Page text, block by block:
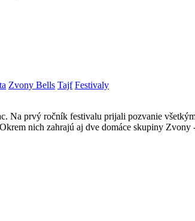
Zvony Bells Tajf Festivaly
Na prvý ročník festivalu prijali pozvanie
nich zahrajú aj dve domáce skupiny Zvony